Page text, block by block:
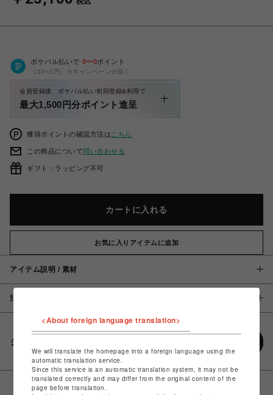
ポケパル払いで 0〜0ポイント
（1P=1円）※キャンペーン分除く
会員登録後、ポケパル払い初回登録&利用で
最大1,500円分ポイント進呈
獲得ポイントの確認方法は こちら
この商品について問い合わせる
ギフト：ラッピング不可
カートに入れる
お気に入りアイテムに追加
アイテム説明 / 素材
注意事項
シェアする
<About foreign language translation>
We will translate the homepage into a foreign language using the
automatic translation service.
Since this service is an automatic translation system, it may not be
translated correctly and may differ from the original content of the
page before translation.